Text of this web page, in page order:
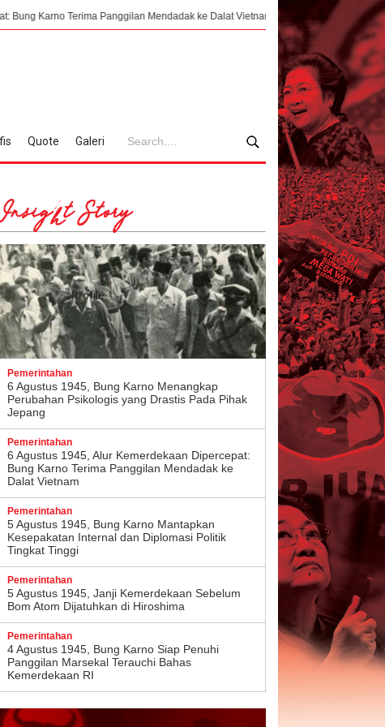
Panggilan Mendadak ke Dalat Vietnam Mengklaim Nusantara di
Quote Galeri
Profile
Story
Pemerintahan
6 Agustus 1945, Bung Karno Menangkap
Perubahan Psikologis yang Drastis Pada Pihak
Jepang
Pemerintahan
6 Agustus 1945, Alur Kemerdekaan Dipercepat:
Bung Karno Terima Panggilan Mendadak ke
Dalat Vietnam
Pemerintahan
5 Agustus 1945, Bung Karno Mantapkan
Kesepakatan Internal dan Diplomasi Politik
Tingkat Tinggi
Pemerintahan
5 Agustus 1945, Janji Kemerdekaan Sebelum
Bom Atom Dijatuhkan di Hiroshima
Pemerintahan
4 Agustus 1945, Bung Karno Siap Penuhi
Panggilan Marsekal Terauchi Bahas
Kemerdekaan RI